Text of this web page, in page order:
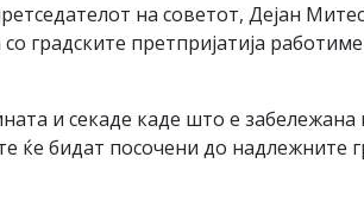
на советот, Дејан
градските претпријатија
и секаде каде што е
бидат посочени до надлежните